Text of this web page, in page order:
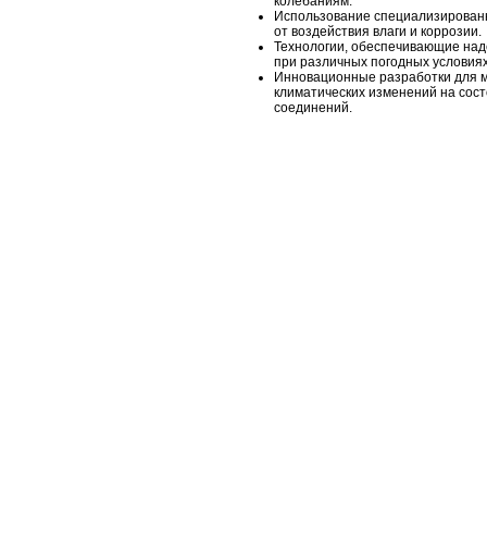
Использование
от воздействия влаги и коррозии.
Технологии, обеспечивающие
при различных погодных
Инновационные разработки для
климатических изменений на
соединений.